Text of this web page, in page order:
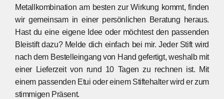
Metallkombination am besten zur Wirkung kommt, finden
wir gemeinsam in einer persönlichen Beratung heraus.
Hast du eine eigene Idee oder möchtest den passenden
Bleistift dazu? Melde dich einfach bei mir. Jeder Stift wird
nach dem Bestelleingang von Hand gefertigt, weshalb mit
einer Lieferzeit von rund 10 Tagen zu rechnen ist. Mit
einem passenden Etui oder einem Stiftehalter wird er zum
stimmigen Präsent.